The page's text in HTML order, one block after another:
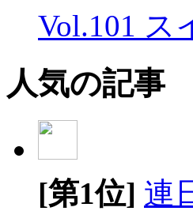
Vol.101 ス
人気の記事
[第1位] 連